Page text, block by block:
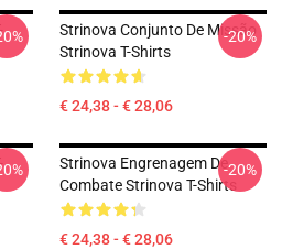
Strinova Conjunto De Missão
Strinova T-Shirts
€ 24,38 - € 28,06
-20%
Strinova Engrenagem De
Combate Strinova T-Shirts
€ 24,38 - € 28,06
-20%